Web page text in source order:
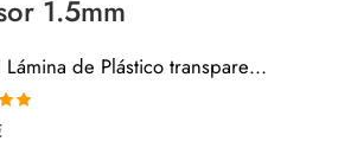
1.5mm
Mantel Lámina de Plástico transparente por metros Gordo Grueso | Protector de Mesa para Comedor y Cocina | Ancho 100cm | Extra Grosor 1.5mm